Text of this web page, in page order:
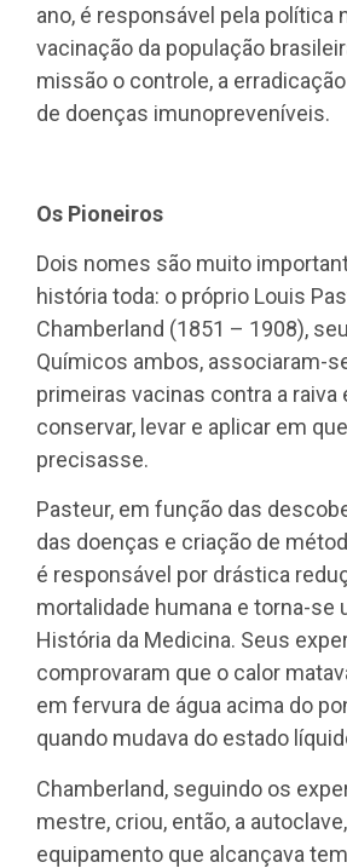
ano, é responsável pela política
vacinação da população
missão o controle, a
de doenças imunopreveníveis.
Os Pioneiros
Dois nomes são muito
história toda: o próprio Louis
Chamberland (1851 – 1908),
Químicos ambos, associaram-
primeiras vacinas contra a raiva
conservar, levar e aplicar em
precisasse.
Pasteur, em função das
das doenças e criação de
é responsável por drástica
mortalidade humana e torna-se
História da Medicina. Seus
comprovaram que o calor
em fervura de água acima do
quando mudava do estado
Chamberland, seguindo os
mestre, criou, então, a
equipamento que alcançava